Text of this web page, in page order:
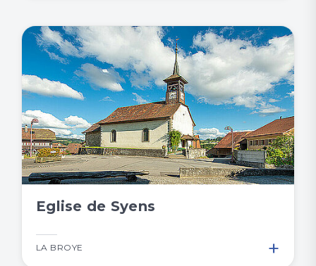
Eglise de Syens
LA BROYE +